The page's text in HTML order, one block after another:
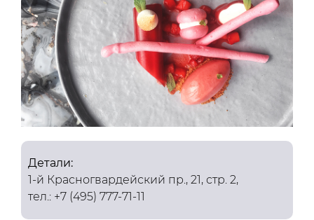
Детали:
1-й Красногвардейский пр., 21, стр. 2,
тел.: +7 (495) 777-71-11